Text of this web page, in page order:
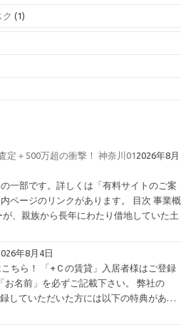
ク (1)
定＋500万超の衝撃！ 神奈川01 2026年8月
一部です。詳しくは「有料サイトのご案
ページのリンクがあります。 目次 事業概
、親族から長年にわたり借地していた土
年8月4日
ちら！ 「+Ｃの賃貸」入居者様はご登録
お名前」を必ずご記載下さい。 弊社の
していただいた方には以下の特典があ…